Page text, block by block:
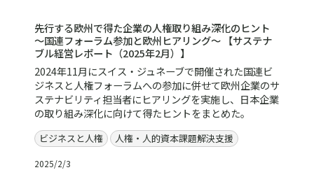
レポート／資料
先行する欧州で得た企業の人権取り組み深化のヒント
～国連フォーラム参加と欧州ヒアリング～ 【サステナ
ブル経営レポート（2025年2月）】
2024年11月にスイス・ジュネーブで開催された国連ビ
ジネスと人権フォーラムへの参加に併せて欧州企業のサ
ステナビリティ担当者にヒアリングを実施し、日本企業
の取り組み深化に向けて得たヒントをまとめた。
ビジネスと人権 人権・人的資本課題解決支援
2025/2/3